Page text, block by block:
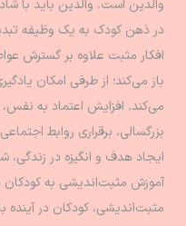
والدین است. والدین باید با
در ذهن کودک به یک وظیفه
افکار مثبت علاوه بر گسترش
باز می‌کند؛ از طرفی امکان
می‌کند. افزایش اعتماد به نفس،
بزرگسالی، برقراری روابط
ایجاد هدف و انگیزه در
آموزش مثبت‌اندیشی به
مثبت‌اندیشی، کودکان در آینده